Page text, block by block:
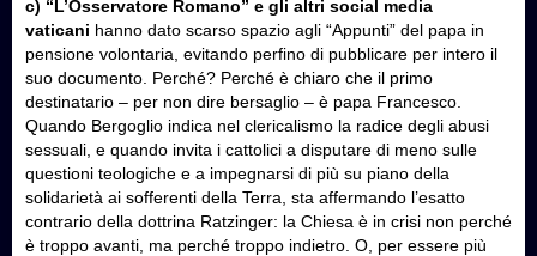
c) “L’Osservatore Romano” e gli altri social media
vaticani hanno dato scarso spazio agli “Appunti” del papa in
pensione volontaria, evitando perfino di pubblicare per intero il
suo documento. Perché? Perché è chiaro che il primo
destinatario – per non dire bersaglio – è papa Francesco.
Quando Bergoglio indica nel clericalismo la radice degli abusi
sessuali, e quando invita i cattolici a disputare di meno sulle
questioni teologiche e a impegnarsi di più su piano della
solidarietà ai sofferenti della Terra, sta affermando l’esatto
contrario della dottrina Ratzinger: la Chiesa è in crisi non perché
è troppo avanti, ma perché troppo indietro. O, per essere più